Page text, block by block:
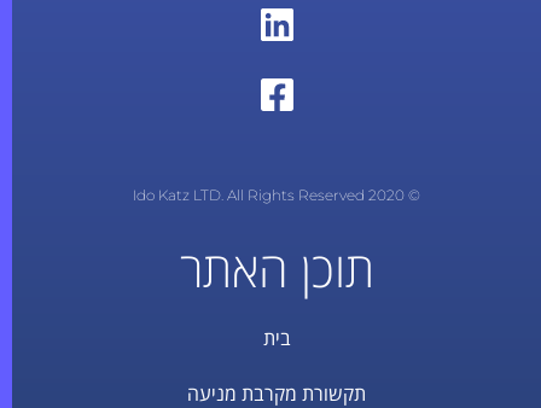
© 2020 Ido Katz LTD. All Rights Reserved
תוכן האתר
בית
תקשורת מקרבת מניעה